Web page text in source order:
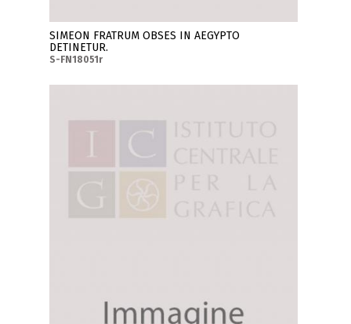
SIMEON FRATRUM OBSES IN AEGYPTO
DETINETUR.
S-FN18051r